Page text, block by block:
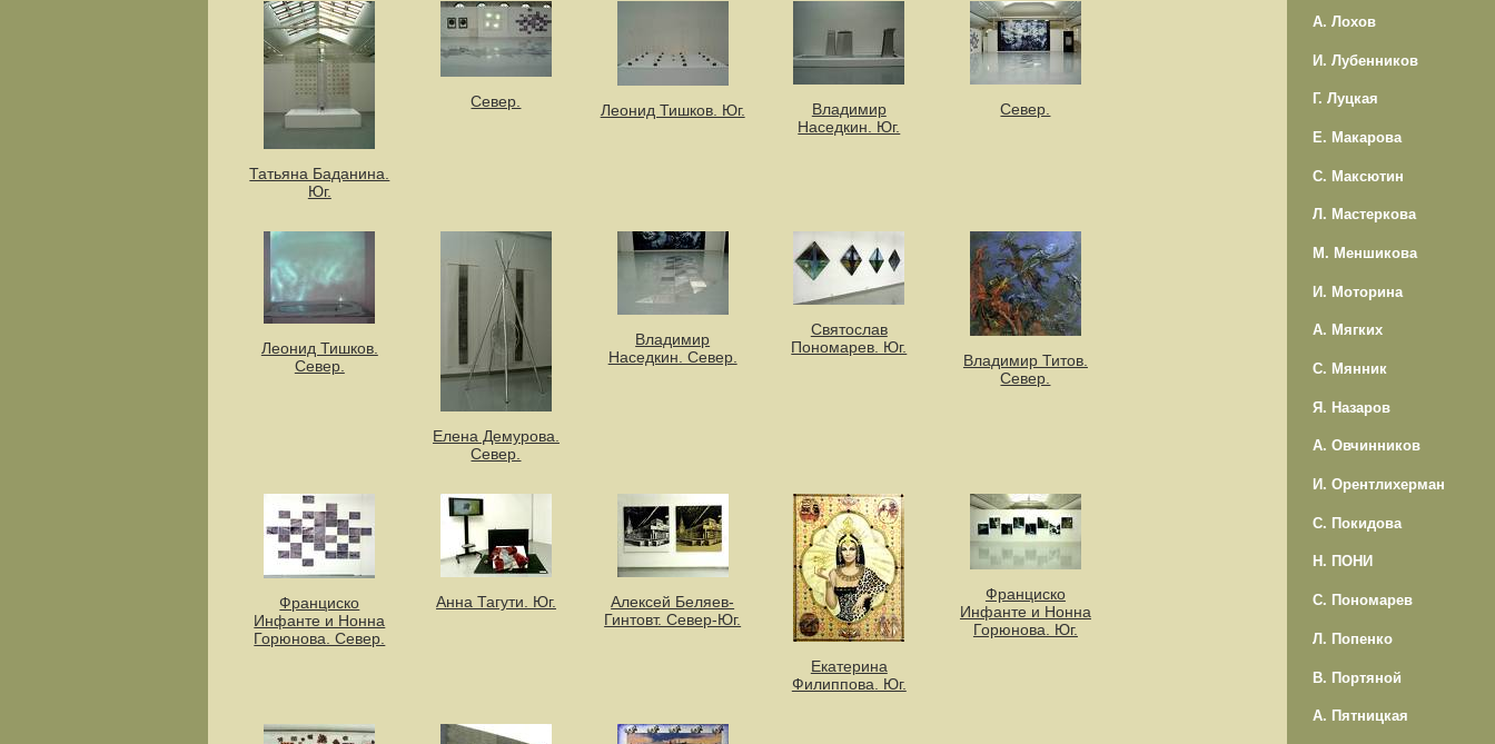
Татьяна Баданина.
Юг.
Север. Леонид Тишков. Юг.
Владимир
Наседкин. Юг.
Север.
Леонид Тишков.
Север.
Елена Демурова.
Север.
Владимир
Наседкин. Север.
Святослав
Пономарев. Юг.
Владимир Титов.
Север.
Франциско
Инфанте и Нонна
Горюнова. Север.
Анна Тагути. Юг.
Алексей Беляев-
Гинтовт. Север-Юг.
Екатерина
Филиппова. Юг.
Франциско
Инфанте и Нонна
Горюнова. Юг.
А. Лохов
И. Лубенников
Г. Луцкая
Е. Макарова
С. Максютин
Л. Мастеркова
М. Меншикова
И. Моторина
А. Мягких
С. Мянник
Я. Назаров
А. Овчинников
И. Орентлихерман
С. Покидова
Н. ПОНИ
С. Пономарев
Л. Попенко
В. Портяной
А. Пятницкая